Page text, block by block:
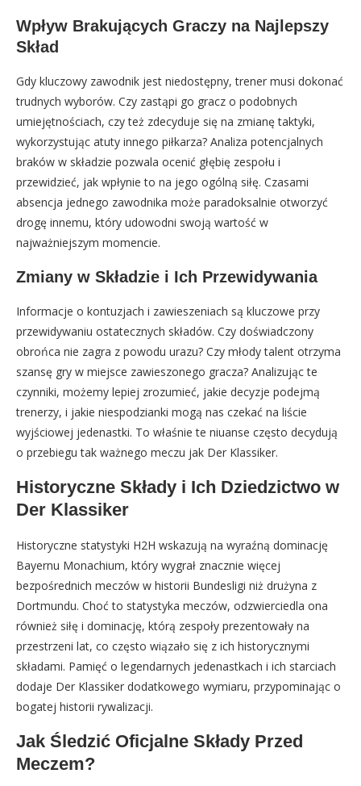
Wpływ Brakujących Graczy na Najlepszy
Skład
Gdy kluczowy zawodnik jest niedostępny, trener musi dokonać
trudnych wyborów. Czy zastąpi go gracz o podobnych
umiejętnościach, czy też zdecyduje się na zmianę taktyki,
wykorzystując atuty innego piłkarza? Analiza potencjalnych
braków w składzie pozwala ocenić głębię zespołu i
przewidzieć, jak wpłynie to na jego ogólną siłę. Czasami
absencja jednego zawodnika może paradoksalnie otworzyć
drogę innemu, który udowodni swoją wartość w
najważniejszym momencie.
Zmiany w Składzie i Ich Przewidywania
Informacje o kontuzjach i zawieszeniach są kluczowe przy
przewidywaniu ostatecznych składów. Czy doświadczony
obrońca nie zagra z powodu urazu? Czy młody talent otrzyma
szansę gry w miejsce zawieszonego gracza? Analizując te
czynniki, możemy lepiej zrozumieć, jakie decyzje podejmą
trenerzy, i jakie niespodzianki mogą nas czekać na liście
wyjściowej jedenastki. To właśnie te niuanse często decydują
o przebiegu tak ważnego meczu jak Der Klassiker.
Historyczne Składy i Ich Dziedzictwo w
Der Klassiker
Historyczne statystyki H2H wskazują na wyraźną dominację
Bayernu Monachium, który wygrał znacznie więcej
bezpośrednich meczów w historii Bundesligi niż drużyna z
Dortmundu. Choć to statystyka meczów, odzwierciedla ona
również siłę i dominację, którą zespoły prezentowały na
przestrzeni lat, co często wiązało się z ich historycznymi
składami. Pamięć o legendarnych jedenastkach i ich starciach
dodaje Der Klassiker dodatkowego wymiaru, przypominając o
bogatej historii rywalizacji.
Jak Śledzić Oficjalne Składy Przed
Meczem?